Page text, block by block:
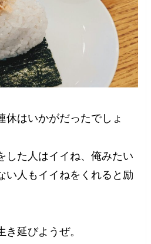
休はいかがだったでしょ
した人はイイね、俺みたい
い人もイイねをくれると励
延びようぜ。